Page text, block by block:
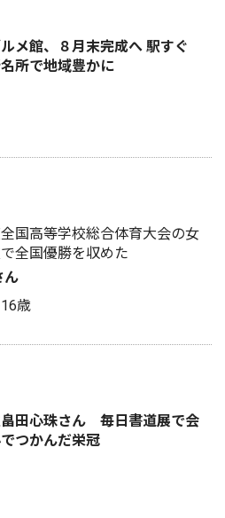
メ館、８月末完成へ 駅すぐ
所で地域豊かに
国高等学校総合体育大会の女
全国優勝を収めた
ん
歳
田心珠さん 毎日書道展で会
つかんだ栄冠